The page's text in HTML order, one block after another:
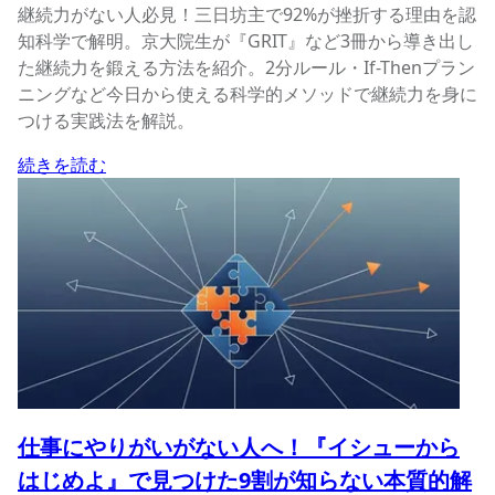
継続力がない人必見！三日坊主で92%が挫折する理由を認
知科学で解明。京大院生が『GRIT』など3冊から導き出し
た継続力を鍛える方法を紹介。2分ルール・If-Thenプラン
ニングなど今日から使える科学的メソッドで継続力を身に
つける実践法を解説。
続きを読む
仕事にやりがいがない人へ！『イシューから
はじめよ』で見つけた9割が知らない本質的解